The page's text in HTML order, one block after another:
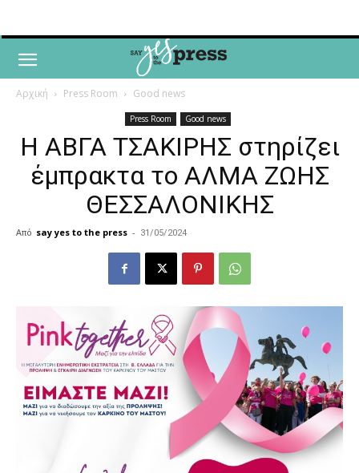
Αρχική Press Room Good news
Press Room Good news
Η ΑΒΓΑ ΤΣΑΚΙΡΗΣ στηρίζει
έμπρακτα το ΑΛΜΑ ΖΩΗΣ
ΘΕΣΣΑΛΟΝΙΚΗΣ
Από say yes to the press - 31/05/2024